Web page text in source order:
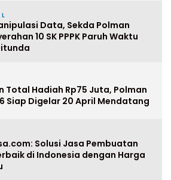
Data, Sekda Polman
10 SK PPPK Paruh Waktu
Total Hadiah Rp75 Juta, Polman
Siap Digelar 20 April Mendatang
Solusi Jasa Pembuatan
di Indonesia dengan Harga